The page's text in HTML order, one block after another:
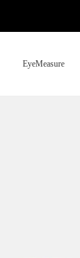
EyeMeasure